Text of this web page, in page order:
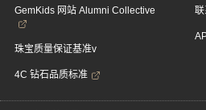
GemKids 网站 Alumni Collective
珠宝质量保证基准v
4C 钻石品质标准
联